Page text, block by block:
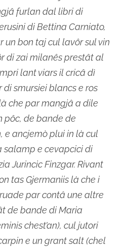
furlan dal libri di
di Bettina Carniato,
un bon taj cul lavôr sul vin
di zai milanês prestât al
lant viars il cricâ dì
smursiei blancs e ros
che par mangjâ a dile
pôc, de bande de
e ancjemò plui in là cul
salamp e cevapcici di
Jurincic Finzgar. Rivant
tas Gjermaniis là che i
par contâ une altre
de bande di Maria
chest’an), cul jutori
e un grant salt (chel